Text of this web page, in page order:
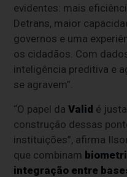
evidentes: mais
Detrans, maior
governos e uma
os cidadãos. Com
inteligência preditiva e
se agravem”.
“O papel daValid é
construção dessas
instituições”, afirma
que combinam
integração entre